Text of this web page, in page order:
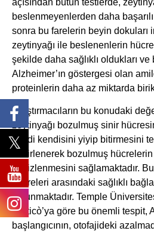
beslenmeyenlerden daha
sonra bu farelerin beyin dokuları
zeytinyağı ile beslenenlerin
şekilde daha sağlıklı oldukları
Alzheimer’ın göstergesi olan
proteinlerin daha az miktarda
Araştırmacıların bu konudaki
zeytinyağı bozulmuş sinir
kendi kendisini yiyip bitirmesini
zehirlenerek bozulmuş
temizlenmesini sağlamaktadır.
hücreleri arasındaki sağlıklı
korunmaktadır. Temple
Praticò’ya göre bu önemli tespit,
başlangıcının, otofajideki